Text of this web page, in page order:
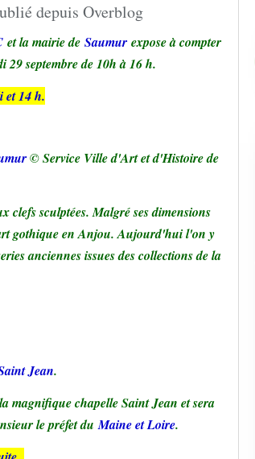
depuis Overblog
et la mairie de Saumur expose à compter
29 septembre de 10h à 16 h.
et 14 h.
© Service Ville d'Art et d'Histoire de
clefs sculptées. Malgré ses dimensions
gothique en Anjou. Aujourd'hui l'on y
anciennes issues des collections de la
Jean.
magnifique chapelle Saint Jean et sera
le préfet du Maine et Loire.